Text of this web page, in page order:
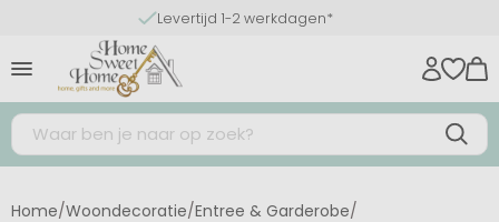
Levertijd 1-2 werkdagen*
Home/Woondecoratie/Entree & Garderobe/